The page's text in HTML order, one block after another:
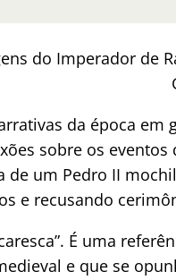
do Imperador de
da época
sobre os
de um Pedro II
e recusando
É uma
e que se